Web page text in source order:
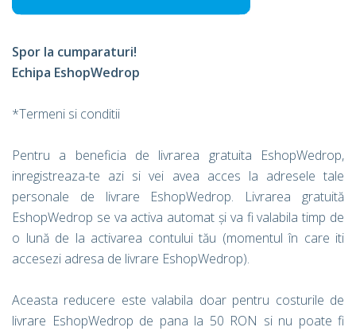
Spor la cumparaturi!
Echipa EshopWedrop
*Termeni si conditii
Pentru a beneficia de livrarea gratuita EshopWedrop,
inregistreaza-te azi si vei avea acces la adresele tale
personale de livrare EshopWedrop. Livrarea gratuită
EshopWedrop se va activa automat și va fi valabila timp de
o lună de la activarea contului tău (momentul în care iti
accesezi adresa de livrare EshopWedrop).
Aceasta reducere este valabila doar pentru costurile de
livrare EshopWedrop de pana la 50 RON si nu poate fi